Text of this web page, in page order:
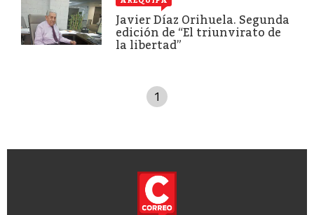
Javier Díaz Orihuela. Segunda
edición de “El triunvirato de
la libertad”
1